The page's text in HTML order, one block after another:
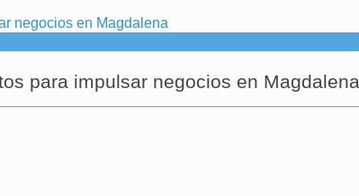
para impulsar negocios en Magdalena